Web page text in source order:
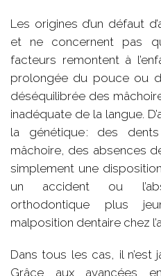
Les origines d’un défaut
et ne concernent pas
facteurs remontent à
prolongée du pouce ou
déséquilibrée des
inadéquate de la langue.
la génétique : des
mâchoire, des absences
simplement une
un accident ou
orthodontique plus
malposition dentaire chez
Dans tous les cas, il n’est
Grâce aux avancées